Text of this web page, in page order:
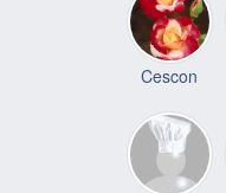
Cescon